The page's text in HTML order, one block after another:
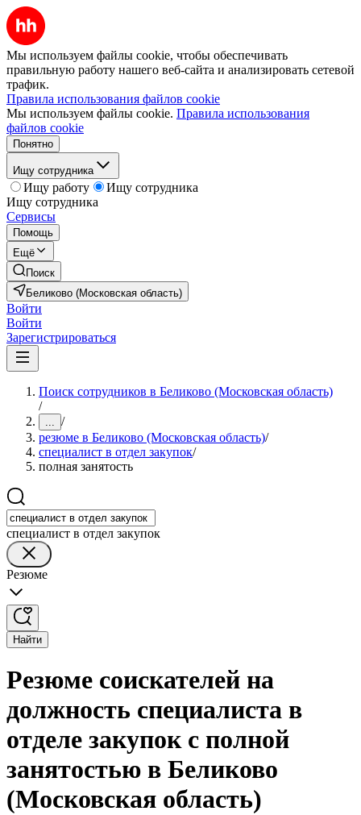
Мы используем файлы cookie, чтобы обеспечивать
правильную работу нашего веб-сайта и анализировать сетевой
трафик.
Правила использования файлов cookie
Мы используем файлы cookie. Правила использования
файлов cookie
Понятно
Ищу сотрудника
Ищу работу
Ищу сотрудника
Ищу сотрудника
Сервисы
Помощь
Ещё
Поиск
Беликово (Московская область)
Войти
Войти
Зарегистрироваться
Поиск сотрудников в Беликово (Московская область)
/
... /
резюме в Беликово (Московская область)/
специалист в отдел закупок/
полная занятость
специалист в отдел закупок
Резюме
Найти
Резюме соискателей на
должность специалиста в
отделе закупок с полной
занятостью в Беликово
(Московская область)